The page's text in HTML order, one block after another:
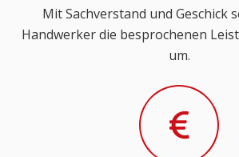
Mit Sachverstand und Geschick
Handwerker die besprochenen
um.